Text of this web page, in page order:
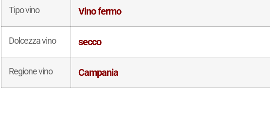
Tipo vino Vino fermo
Dolcezza vino secco
Regione vino Campania